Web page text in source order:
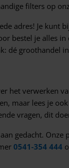
filters op
adres! Je kunt
bestel je alles
dé groothandel
het verwerken
maar lees je
vragen, dit
gedacht.
0541-354 444